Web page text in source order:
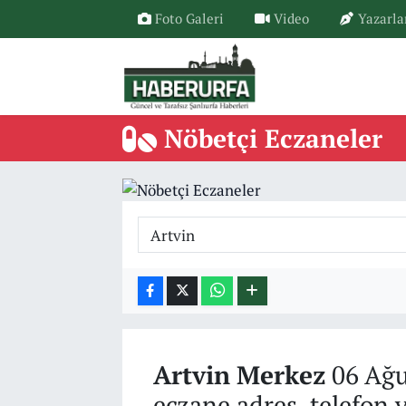
Foto Galeri Video
Nöbetçi Eczaneler
ArtvinMerkez06